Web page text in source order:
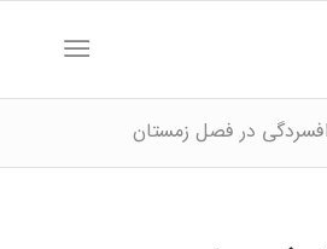
در فصل زمستان